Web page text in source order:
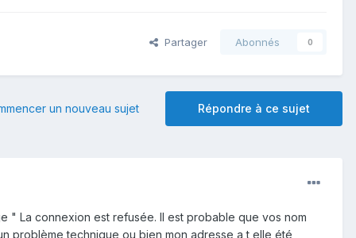
Partager Abonnés 0
Répondre à ce sujet
un nouveau sujet
" La connexion est refusée. Il est probable que vos nom
problème technique ou bien mon adresse a t elle été